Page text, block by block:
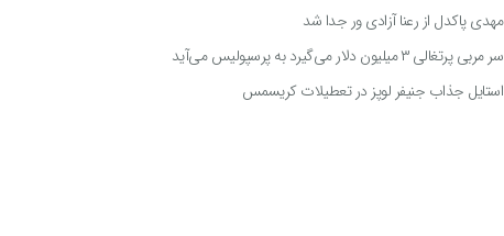
مهدی پاکدل از رعنا آزادی ور جدا شد
سر مربی پرتغالی ۳ میلیون دلار می‌گیرد به پرسپولیس می‌آید
استایل جذاب جنیفر لوپز در تعطیلات کریسمس